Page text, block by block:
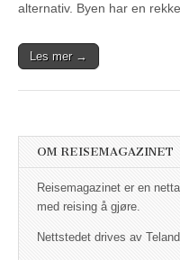
alternativ. Byen har en
Les mer →
OM REISEMAGAZINET
Reisemagazinet er en
med reising å gjøre.
Nettstedet drives av